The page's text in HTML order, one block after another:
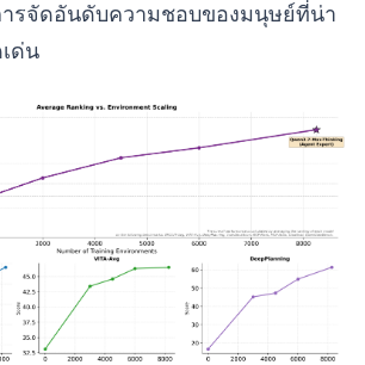
รจัดอันดับความชอบของมนุษย์ที่น่า
ด่น